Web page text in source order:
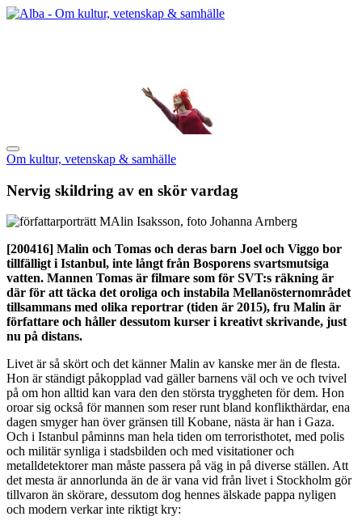
Om kultur, vetenskap & samhälle
Nervig skildring av en skör vardag
[200416] Malin och Tomas och deras barn Joel och Viggo bor
tillfälligt i Istanbul, inte långt från Bosporens svartsmutsiga
vatten. Mannen Tomas är filmare som för SVT:s räkning är
där för att täcka det oroliga och instabila Mellanösternområdet
tillsammans med olika reportrar (tiden är 2015), fru Malin är
författare och håller dessutom kurser i kreativt skrivande, just
nu på distans.
Livet är så skört och det känner Malin av kanske mer än de flesta.
Hon är ständigt påkopplad vad gäller barnens väl och ve och tvivel
på om hon alltid kan vara den den största tryggheten för dem. Hon
oroar sig också för mannen som reser runt bland konflikthärdar, ena
dagen smyger han över gränsen till Kobane, nästa är han i Gaza.
Och i Istanbul påminns man hela tiden om terroristhotet, med polis
och militär synliga i stadsbilden och med visitationer och
metalldetektorer man måste passera på väg in på diverse ställen. Att
det mesta är annorlunda än de är vana vid från livet i Stockholm gör
tillvaron än skörare, dessutom dog hennes älskade pappa nyligen
och modern verkar inte riktigt kry: